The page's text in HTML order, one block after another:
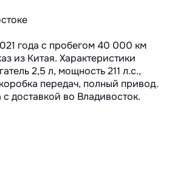
года с пробегом 40 000 км
из Китая. Характеристики
2,5 л, мощность 211 л.с.,
передач, полный привод.
доставкой во Владивосток.